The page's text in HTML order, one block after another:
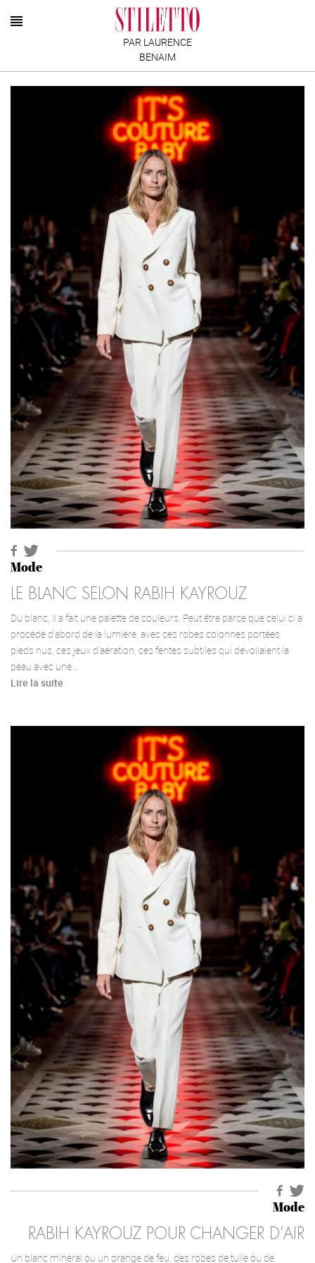
PAR LAURENCE
BENAIM
Mode
LE BLANC SELON RABIH KAYROUZ
Du blanc, il a fait une palette de couleurs. Peut être parce que celui ci a
procédé d’abord de la lumière, avec ces robes colonnes portées
pieds nus, ces jeux d’aération, ces fentes subtiles qui dévoilaient la
peau avec une…
Lire la suite
Mode
RABIH KAYROUZ POUR CHANGER D’AIR
Un blanc minéral ou un orange de feu, des robes de tulle ou de